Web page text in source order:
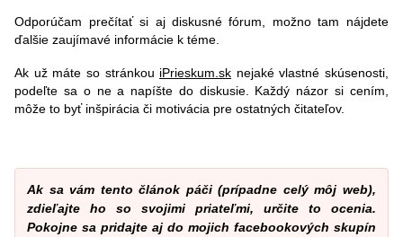
Odporúčam prečítať si aj diskusné fórum, možno tam nájdete
ďalšie zaujímavé informácie k téme.
Ak už máte so stránkou iPrieskum.sk nejaké vlastné skúsenosti,
podeľte sa o ne a napíšte do diskusie. Každý názor si cením,
môže to byť inšpirácia či motivácia pre ostatných čitateľov.
Ak sa vám tento článok páči (prípadne celý môj web),
zdieľajte ho so svojimi priateľmi, určite to ocenia.
Pokojne sa pridajte aj do mojich facebookových skupín